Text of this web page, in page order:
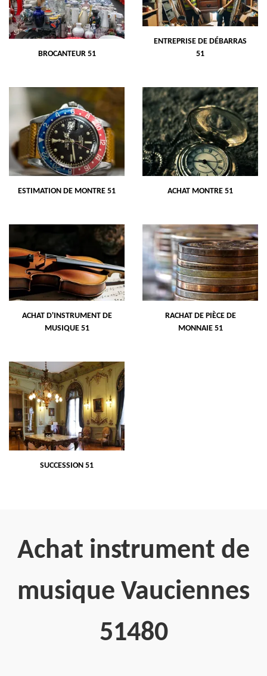
BROCANTEUR 51
ENTREPRISE DE DÉBARRAS
51
ESTIMATION DE MONTRE 51 ACHAT MONTRE 51
ACHAT D'INSTRUMENT DE
MUSIQUE 51
RACHAT DE PIÈCE DE
MONNAIE 51
SUCCESSION 51
Achat instrument de
musique Vauciennes
51480